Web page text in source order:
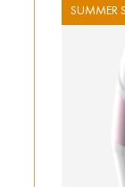
SUMMER